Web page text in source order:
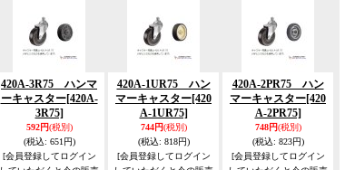
420A-3R75 ハンマ
ーキャスター[420A-
3R75]
592円(税別)
(税込: 651円)
[会員登録してログイン
420A-1UR75 ハン
マーキャスター[420
A-1UR75]
744円(税別)
(税込: 818円)
[会員登録してログイン
420A-2PR75 ハン
マーキャスター[420
A-2PR75]
748円(税別)
(税込: 823円)
[会員登録してログイン